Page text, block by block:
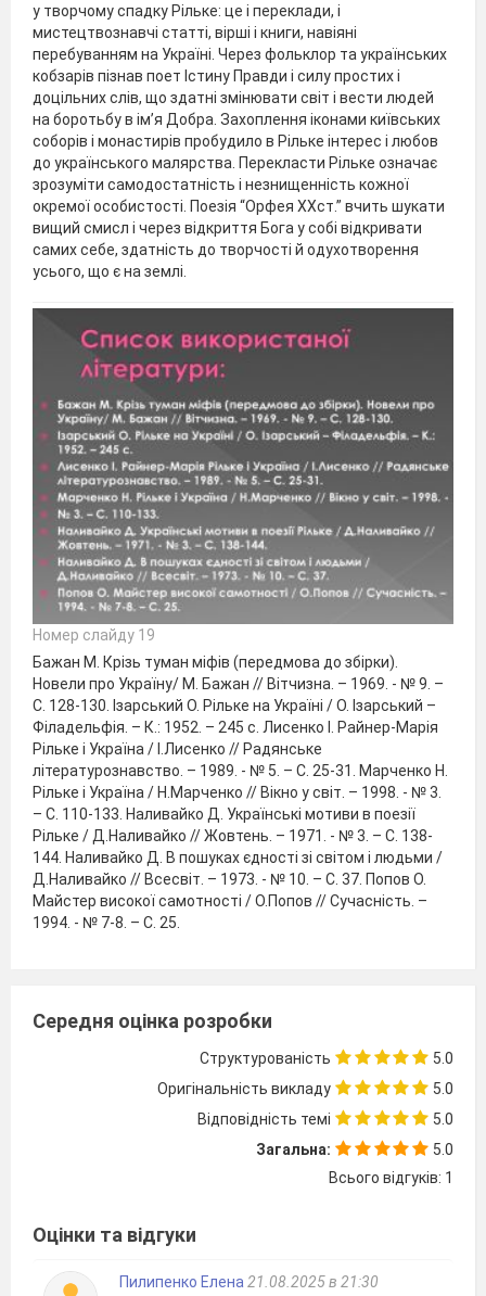
у творчому спадку Рільке: це і переклади, і
мистецтвознавчі статті, вірші і книги, навіяні
перебуванням на Україні. Через фольклор та українських
кобзарів пізнав поет Істину Правди і силу простих і
доцільних слів, що здатні змінювати світ і вести людей
на боротьбу в ім’я Добра. Захоплення іконами київських
соборів і монастирів пробудило в Рільке інтерес і любов
до українського малярства. Перекласти Рільке означає
зрозуміти самодостатність і незнищенність кожної
окремої особистості. Поезія “Орфея ХХст.” вчить шукати
вищий смисл і через відкриття Бога у собі відкривати
самих себе, здатність до творчості й одухотворення
усього, що є на землі.
Номер слайду 19
Бажан М. Крізь туман міфів (передмова до збірки).
Новели про Україну/ М. Бажан // Вітчизна. – 1969. - № 9. –
С. 128-130. Ізарський О. Рільке на Україні / О. Ізарський –
Філадельфія. – К.: 1952. – 245 с. Лисенко І. Райнер-Марія
Рільке і Україна / І.Лисенко // Радянське
літературознавство. – 1989. - № 5. – С. 25-31. Марченко Н.
Рільке і Україна / Н.Марченко // Вікно у світ. – 1998. - № 3.
– С. 110-133. Наливайко Д. Українські мотиви в поезії
Рільке / Д.Наливайко // Жовтень. – 1971. - № 3. – С. 138-
144. Наливайко Д. В пошуках єдності зі світом і людьми /
Д.Наливайко // Всесвіт. – 1973. - № 10. – С. 37. Попов О.
Майстер високої самотності / О.Попов // Сучасність. –
1994. - № 7-8. – С. 25.
Середня оцінка розробки
Структурованість
5.0
Оригінальність викладу
5.0
Відповідність темі
5.0
Загальна:
5.0
Всього відгуків: 1
Оцінки та відгуки
Пилипенко Елена 21.08.2025 в 21:30